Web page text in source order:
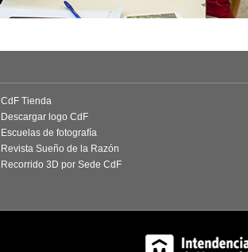
CdF Tienda
Descargar logo CdF
Escuelas de fotografía
Revista Sueño de la Razón
Recorrido 3D por Sede CdF